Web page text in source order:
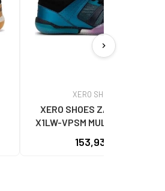
XERO SHOES
XERO SHOES ZAPATILLAS
X1LW-VPSM MULTICOLORES
153,93 €
chevron_right